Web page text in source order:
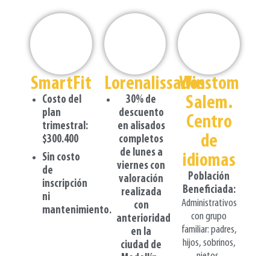
SmartFit
Costo del
plan
trimestral:
$300.400
Sin costo
de
inscripción
ni
mantenimiento.
Lorenalissados
30% de
descuento
en alisados
completos
de lunes a
viernes con
valoración
realizada
con
anterioridad
en la
ciudad de
Winstom
Salem.
Centro
de
idiomas
Población
Beneficiada:
Administrativos
con grupo
familiar: padres,
hijos, sobrinos,